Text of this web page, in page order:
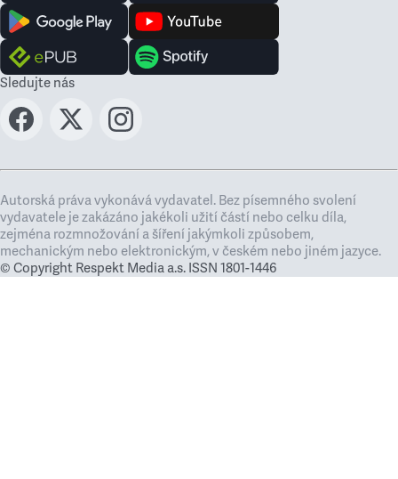
Sledujte nás
Autorská práva vykonává vydavatel. Bez písemného svolení
vydavatele je zakázáno jakékoli užití částí nebo celku díla,
zejména rozmnožování a šíření jakýmkoli způsobem,
mechanickým nebo elektronickým, v českém nebo jiném jazyce.
© Copyright Respekt Media a.s. ISSN 1801-1446